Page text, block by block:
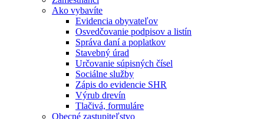
Ako vybavíte
Evidencia obyvateľov
Osvedčovanie podpisov a listín
Správa daní a poplatkov
Stavebný úrad
Určovanie súpisných čísel
Sociálne služby
Zápis do evidencie SHR
Výrub drevín
Tlačivá, formuláre
Obecné zastupiteľstvo